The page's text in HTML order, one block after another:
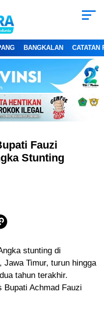
BANGKALAN CATATAN
Fauzi
Stunting
stunting di
Jawa Timur, turun hingga
tahun terakhir.
Achmad Fauzi